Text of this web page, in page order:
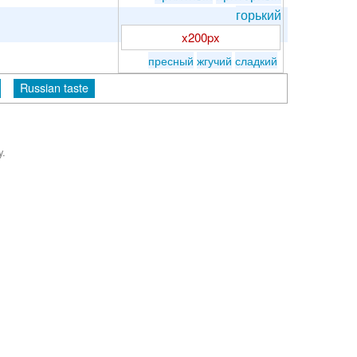
горький
x200px
пресный жгучий сладкий
Russian taste